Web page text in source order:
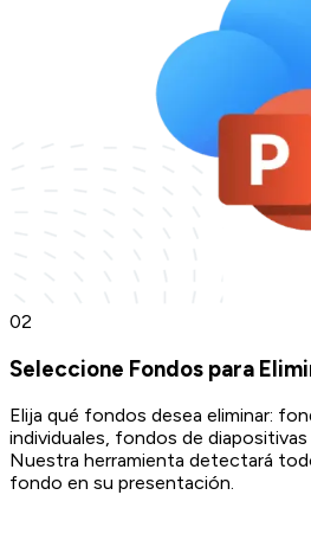
02
Seleccione Fondos para
Elija qué fondos desea eliminar:
individuales, fondos de
Nuestra herramienta detectará
fondo en su presentación.